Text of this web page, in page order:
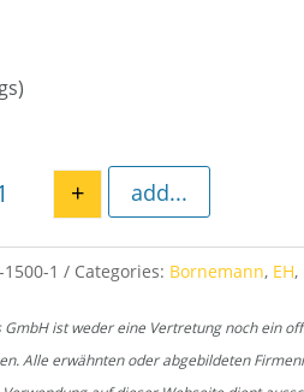
Soft packing rings EH 1500
+ add...
1500-1 Categories: Bornemann, EH,
GmbH ist weder eine Vertretung noch ein
Alle erwähnten oder abgebildeten